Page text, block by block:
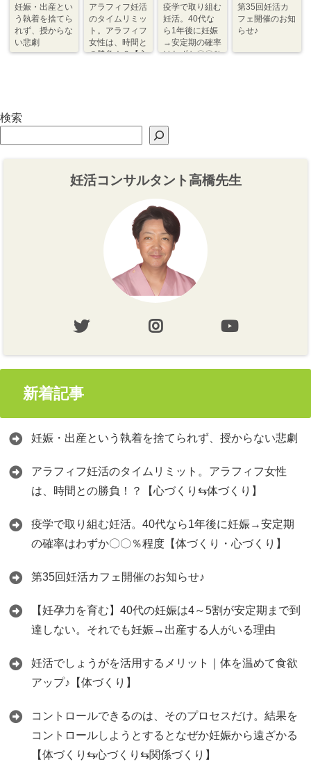
妊娠・出産とい
う執着を捨てら
れず、授からな
い悲劇
アラフィフ妊活
のタイムリミッ
ト。アラフィフ
女性は、時間と
の勝負！？【心
疫学で取り組む
妊活。40代な
ら1年後に妊娠
→安定期の確率
はわずか〇〇％
第35回妊活カ
フェ開催のお知
らせ♪
検索
妊活コンサルタント高橋先生
新着記事
妊娠・出産という執着を捨てられず、授からない悲劇
アラフィフ妊活のタイムリミット。アラフィフ女性
は、時間との勝負！？【心づくり⇆体づくり】
疫学で取り組む妊活。40代なら1年後に妊娠→安定期
の確率はわずか〇〇％程度【体づくり・心づくり】
第35回妊活カフェ開催のお知らせ♪
【妊孕力を育む】40代の妊娠は4～5割が安定期まで到
達しない。それでも妊娠→出産する人がいる理由
妊活でしょうがを活用するメリット｜体を温めて食欲
アップ♪【体づくり】
コントロールできるのは、そのプロセスだけ。結果を
コントロールしようとするとなぜか妊娠から遠ざかる
【体づくり⇆心づくり⇆関係づくり】